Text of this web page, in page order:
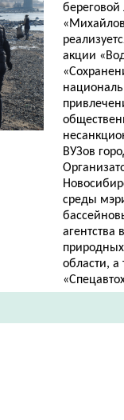
акции
ВУЗов
среды
агентства
области,